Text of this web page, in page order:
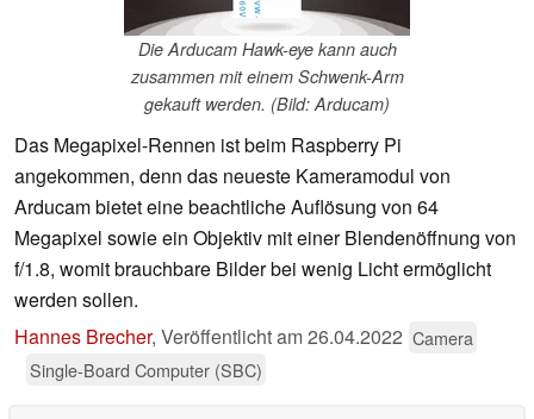
Die Arducam Hawk-eye kann auch
zusammen mit einem Schwenk-Arm
gekauft werden. (Bild: Arducam)
Das Megapixel-Rennen ist beim Raspberry Pi
angekommen, denn das neueste Kameramodul von
Arducam bietet eine beachtliche Auflösung von 64
Megapixel sowie ein Objektiv mit einer Blendenöffnung von
f/1.8, womit brauchbare Bilder bei wenig Licht ermöglicht
werden sollen.
Hannes Brecher, Veröffentlicht am26.04.2022 Camera
Single-Board Computer (SBC)